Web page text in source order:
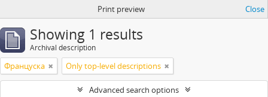
Print preview Close
Showing 1 results
Archival description
Француска Only top-level descriptions
Advanced search options